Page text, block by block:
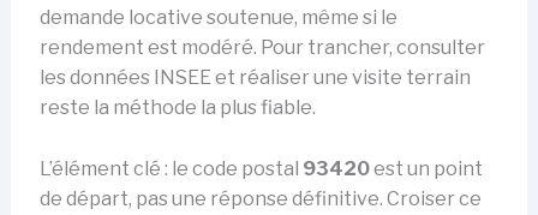
demande locative soutenue, même si le
rendement est modéré. Pour trancher, consulter
les données INSEE et réaliser une visite terrain
reste la méthode la plus fiable.
L’élément clé : le code postal 93420est un point
de départ, pas une réponse définitive. Croiser ce